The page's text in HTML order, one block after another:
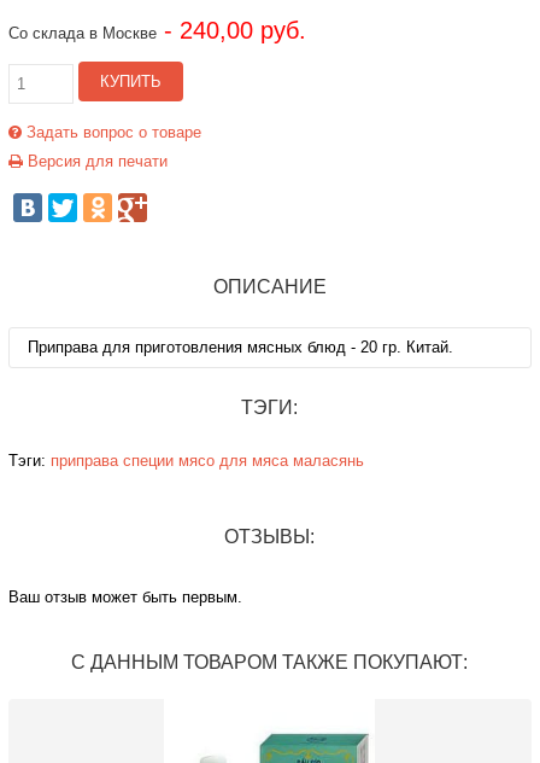
Со склада в Москве- 240,00 руб.
КУПИТЬ
Задать вопрос о товаре
Версия для печати
ОПИСАНИЕ
Приправа для приготовления мясных блюд - 20 гр. Китай.
ТЭГИ:
Тэги: приправа специи мясо для мяса маласянь
ОТЗЫВЫ:
Ваш отзыв может быть первым.
С ДАННЫМ ТОВАРОМ ТАКЖЕ ПОКУПАЮТ: